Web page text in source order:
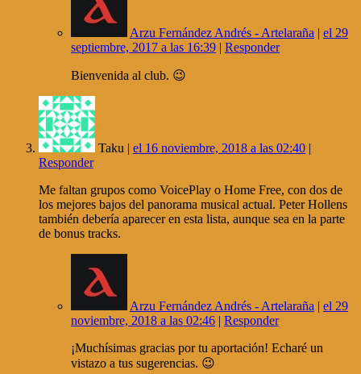
Arzu Fernández Andrés - Artelaraña | el 29
septiembre, 2017 a las 16:39 | Responder
Bienvenida al club. 😉
Taku | el 16 noviembre, 2018 a las 02:40 |
Responder
Me faltan grupos como VoicePlay o Home Free, con dos de
los mejores bajos del panorama musical actual. Peter Hollens
también debería aparecer en esta lista, aunque sea en la parte
de bonus tracks.
Arzu Fernández Andrés - Artelaraña | el 29
noviembre, 2018 a las 02:46 | Responder
¡Muchísimas gracias por tu aportación! Echaré un
vistazo a tus sugerencias. 😉